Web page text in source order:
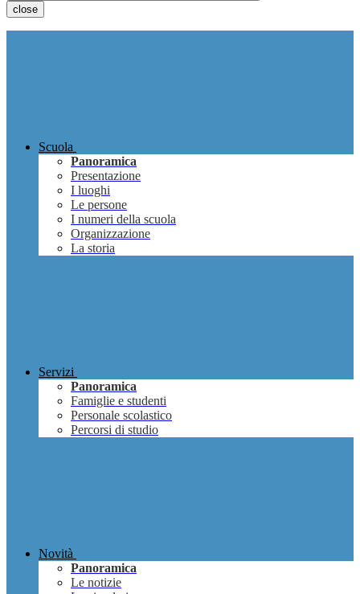
close
Scuola
Panoramica
Presentazione
I luoghi
Le persone
I numeri della scuola
Organizzazione
La storia
Servizi
Panoramica
Famiglie e studenti
Personale scolastico
Percorsi di studio
Novità
Panoramica
Le notizie